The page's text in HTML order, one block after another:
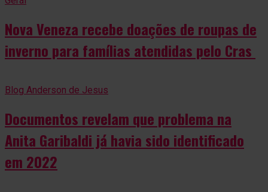
Nova Veneza recebe doações de roupas de
inverno para famílias atendidas pelo Cras
Blog Anderson de Jesus
Documentos revelam que problema na
Anita Garibaldi já havia sido identificado
em 2022